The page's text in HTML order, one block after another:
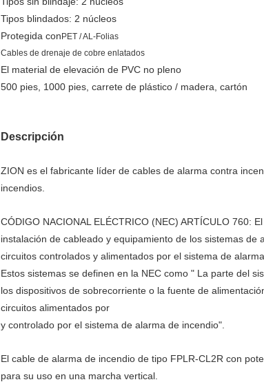
Tipos blindados: 2 núcleos
Protegida con PET / AL-Folias
Cables de drenaje de cobre enlatados
El material de elevación de PVC no pleno
500 pies, 1000 pies, carrete de plástico / madera, cartón
Descripción
ZION es el fabricante líder de cables de alarma contra
incendios.
CÓDIGO NACIONAL ELÉCTRICO (NEC) ARTÍCULO 760:
instalación de cableado y equipamiento de los sistemas de
circuitos controlados y alimentados por el sistema de alarma
Estos sistemas se definen en la NEC como " La parte del
los dispositivos de sobrecorriente o la fuente de
circuitos alimentados por
y controlado por el sistema de alarma de incendio".
El cable de alarma de incendio de tipo FPLR-CL2R con
para su uso en una marcha vertical.